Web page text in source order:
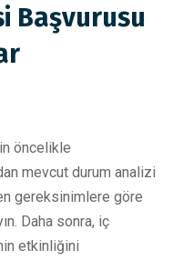
Başvurusu
öncelikle
mevcut durum analizi
gereksinimlere göre
Daha sonra, iç
etkinliğini